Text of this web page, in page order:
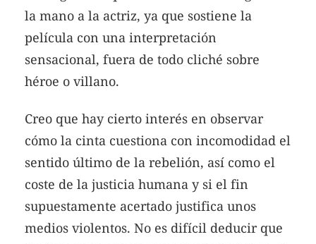
la mano a la actriz, ya que sostiene la
película con una interpretación
sensacional, fuera de todo cliché sobre
héroe o villano.
Creo que hay cierto interés en observar
cómo la cinta cuestiona con incomodidad el
sentido último de la rebelión, así como el
coste de la justicia humana y si el fin
supuestamente acertado justifica unos
medios violentos. No es difícil deducir que